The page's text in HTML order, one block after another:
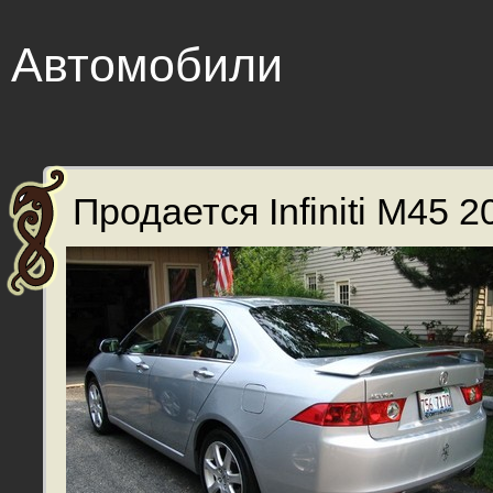
Автомобили
Продается Infiniti M45